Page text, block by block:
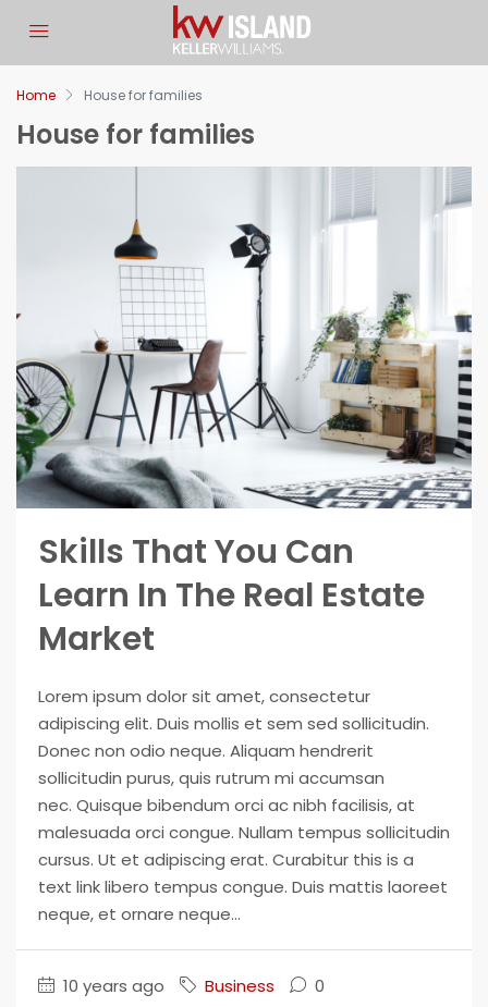
Home House for families
House for families
Skills That You Can
Learn In The Real Estate
Market
Lorem ipsum dolor sit amet, consectetur
adipiscing elit. Duis mollis et sem sed sollicitudin.
Donec non odio neque. Aliquam hendrerit
sollicitudin purus, quis rutrum mi accumsan
nec. Quisque bibendum orci ac nibh facilisis, at
malesuada orci congue. Nullam tempus sollicitudin
cursus. Ut et adipiscing erat. Curabitur this is a
text link libero tempus congue. Duis mattis laoreet
neque, et ornare neque...
10 years ago Business 0
Let Us Know If You Have
Any Questions
Fill in the information so we can get back to you about
your request.
Phone Number
Your Budget
Search My Home